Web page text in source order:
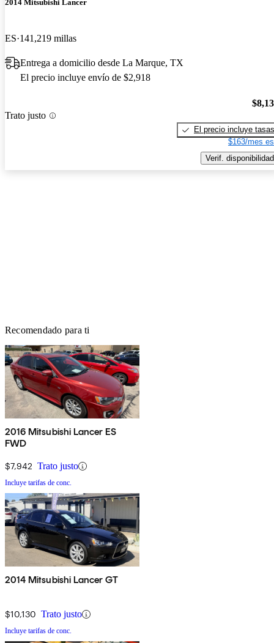
2014 Mitsubishi Lancer
ES 141,219 millas
Entrega a domicilio desde La Marque, TX
El precio incluye envío de $2,918
Trato justo
El precio incluye tasas
$163/mes
Verif. disponibilidad
Recomendado para ti
2016 Mitsubishi Lancer ES
FWD
$7,942 Trato justo
Incluye tarifas de conc.
2014 Mitsubishi Lancer GT
$10,130 Trato justo
Incluye tarifas de conc.